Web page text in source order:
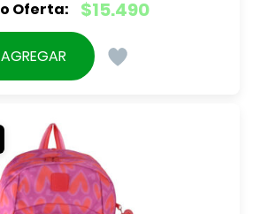
El
precio
original
$15.490
El
precio
actual
AGREGAR